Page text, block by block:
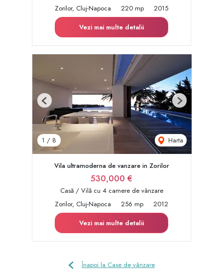
Zorilor, Cluj-Napoca 220 mp
2015
Vezi mai multe detalii
1 / 8 Harta
Previous Next
Vila ultramoderna de vanzare in Zorilor
530,000 €
Casă / Vilă cu 4 camere de vânzare
Zorilor, Cluj-Napoca
256 mp
2012
Vezi mai multe detalii
Înapoi la Case de vânzare